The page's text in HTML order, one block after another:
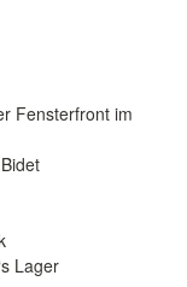
Fensterfront im
Lager